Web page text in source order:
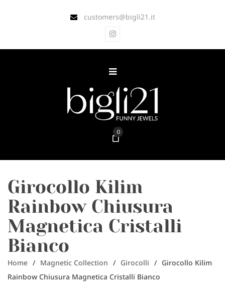
customers@bigli21.it
0
Girocollo Kilim
Rainbow Chiusura
Magnetica Cristalli
Bianco
Home / Magnetic Collection / Girocolli / Girocollo Kilim
Rainbow Chiusura Magnetica Cristalli Bianco